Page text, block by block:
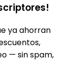
ya ahorran
— sin spam,